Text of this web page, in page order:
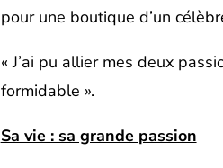
pour une boutique d’un
« J’ai pu allier mes deux
formidable ».
Sa vie : sa grande passion